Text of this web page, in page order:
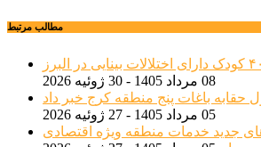
مطالب مرتبط
08 مرداد 1405 - 30 ژوئیه 2026
حقابه باغات پنج منطقه کرج خبر داد
05 مرداد 1405 - 27 ژوئیه 2026
جدید خدمات منطقه ویژه اقتصادی